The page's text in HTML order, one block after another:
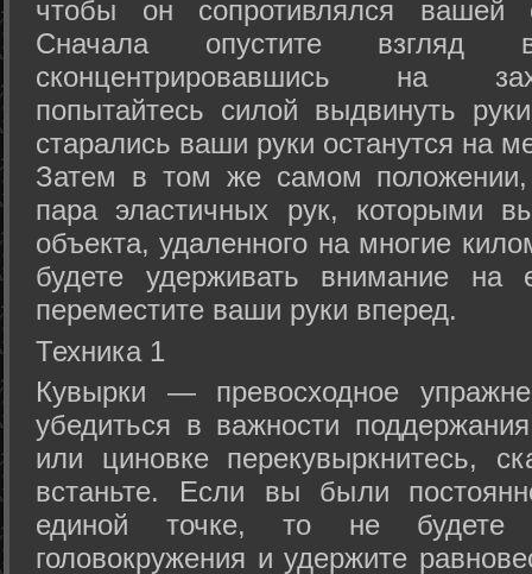
чтобы он сопротивлялся вашей
Сначала опустите
сконцентрировавшись на
попытайтесь силой выдвинуть
старались ваши руки останутся на
Затем в том же самом положении,
пара эластичных рук, которыми
объекта, удаленного на многие
будете удерживать внимание на
переместите ваши руки вперед.
Техника 1
Кувырки — превосходное
убедиться в важности
или циновке перекувыркнитесь,
встаньте. Если вы были
единой точке, то не будете
головокружения и удержите